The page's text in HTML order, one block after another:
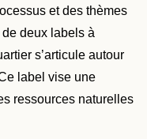
et des thèmes
deux labels à
s’articule autour
label vise une
ressources naturelles